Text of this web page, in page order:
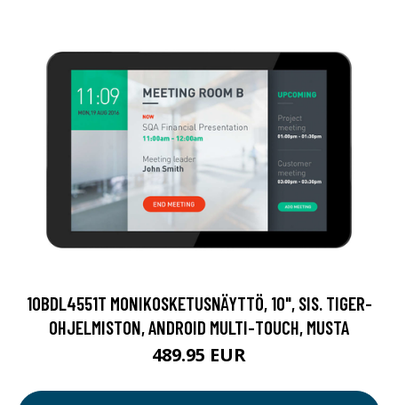
10BDL4551T MONIKOSKETUSNÄYTTÖ, 10", SIS. TIGER-
OHJELMISTON, ANDROID MULTI-TOUCH, MUSTA
489.95 EUR